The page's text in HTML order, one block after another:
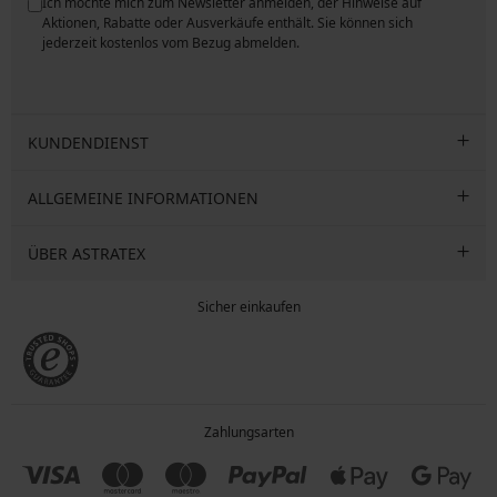
Aktionen, Rabatte oder Ausverkäufe enthält. Sie können sich
jederzeit kostenlos vom Bezug abmelden.
KUNDENDIENST
ALLGEMEINE INFORMATIONEN
ÜBER ASTRATEX
Sicher einkaufen
Zahlungsarten